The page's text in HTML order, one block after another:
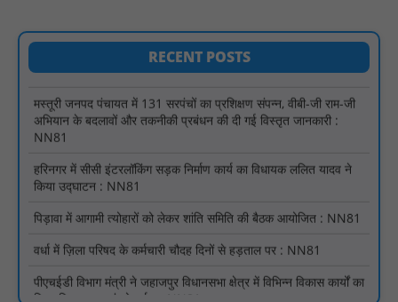
RECENT POSTS
मस्तूरी जनपद पंचायत में 131 सरपंचों का प्रशिक्षण संपन्न, वीबी-जी राम-जी
अभियान के बदलावों और तकनीकी प्रबंधन की दी गई विस्तृत जानकारी :
हरिनगर में सीसी इंटरलॉकिंग सड़क निर्माण कार्य का विधायक ललित यादव ने
किया उद्घाटन : NN81
पिड़ावा में आगामी त्योहारों को लेकर शांति समिति की बैठक आयोजित : NN81
वर्धा में ज़िला परिषद के कर्मचारी चौदह दिनों से हड़ताल पर : NN81
पीएचईडी विभाग मंत्री ने जहाजपुर विधानसभा क्षेत्र में विभिन्न विकास कार्यों का
किया शिलान्यास एवं लोकार्पण : NN81
पारस पोर्टल से होगी योजनाओं की नियमित समीक्षा, मुख्यमंत्री विष्णुदेव साय ने
दिए समयबद्ध क्रियान्वयन के निर्देश : NN81